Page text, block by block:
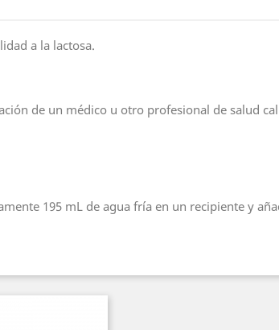
a la lactosa.
de un médico u otro profesional de salud
195 mL de agua fría en un recipiente y